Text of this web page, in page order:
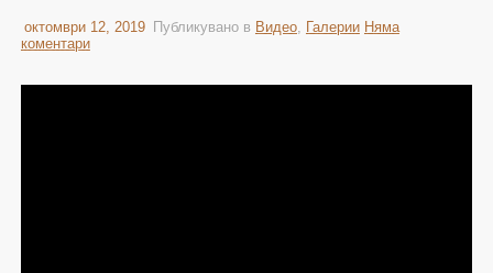
октомври 12, 2019 Публикувано в Видео, Галерии Няма
коментари